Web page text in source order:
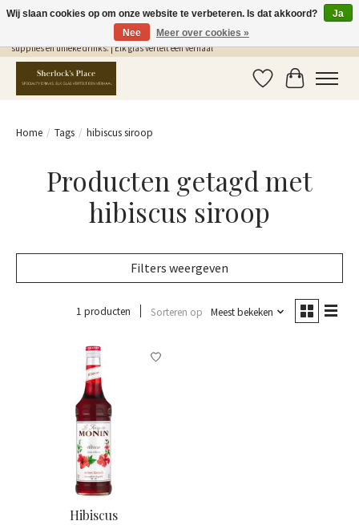
Gratis Verzending in NL vanaf €75,- | Sherlocks Place: dé plek voor MONIN siropen, bar
supplies en unieke drinks. | Elk glas vertelt een verhaal
Verlanglijst
Home / Tags / hibiscus siroop
Producten getagd met
hibiscus siroop
Filters weergeven
1 producten Sorteren op Meest bekeken
Hibiscus
Wij slaan cookies op om onze website te verbeteren. Is dat akkoord?
Ja
Nee
Meer over cookies »